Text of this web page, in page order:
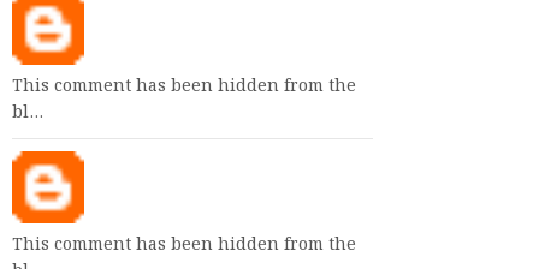
This comment has been hidden from the
bl…
This comment has been hidden from the